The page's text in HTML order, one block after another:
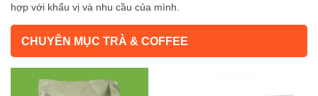
hợp với khẩu vị và nhu cầu của mình.
CHUYÊN MỤC TRÀ & COFFEE